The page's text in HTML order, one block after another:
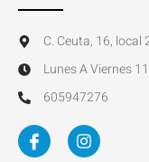
C. Ceuta, 16,
Lunes A Viernes
605947276